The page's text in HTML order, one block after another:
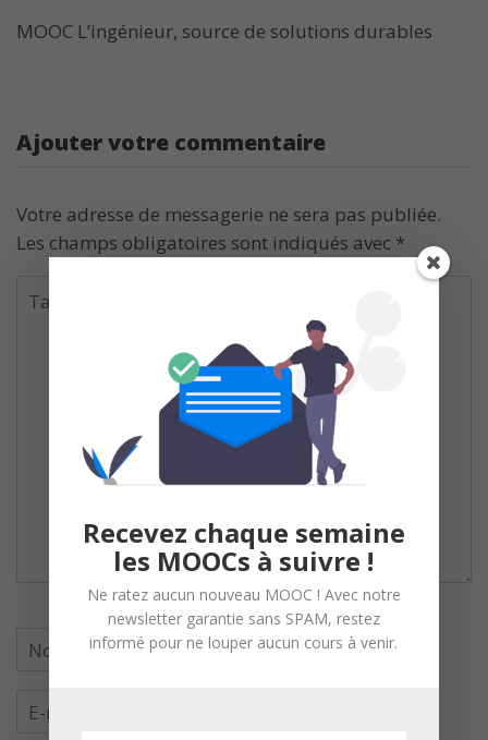
MOOC L’ingénieur, source de solutions durables
Ajouter votre commentaire
Votre adresse de messagerie ne sera pas publiée.
Les champs obligatoires sont indiqués avec *
Recevez chaque semaine
les MOOCs à suivre !
Ne ratez aucun nouveau MOOC ! Avec notre
newsletter garantie sans SPAM, restez
informé pour ne louper aucun cours à venir.